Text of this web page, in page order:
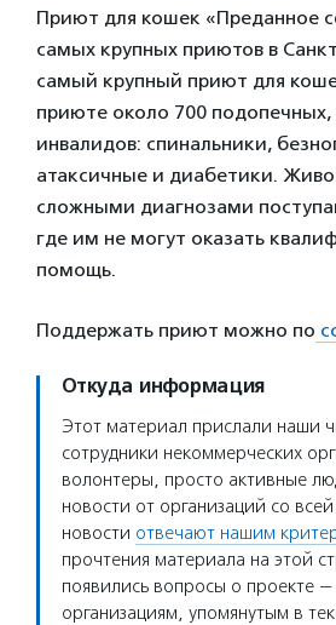
Приют для кошек «Преданное
самых крупных приютов в
самый крупный приют для
приюте около 700 подопечных,
инвалидов: спинальники,
атаксичные и диабетики.
сложными диагнозами
где им не могут оказать
помощь.
Поддержать приют можно по
Откуда информация
Этот материал прислали наши
сотрудники некоммерческих
волонтеры, просто активные
новости от организаций со
новости отвечают нашим
прочтения материала на этой
появились вопросы о проекте
организациям, упомянутым в